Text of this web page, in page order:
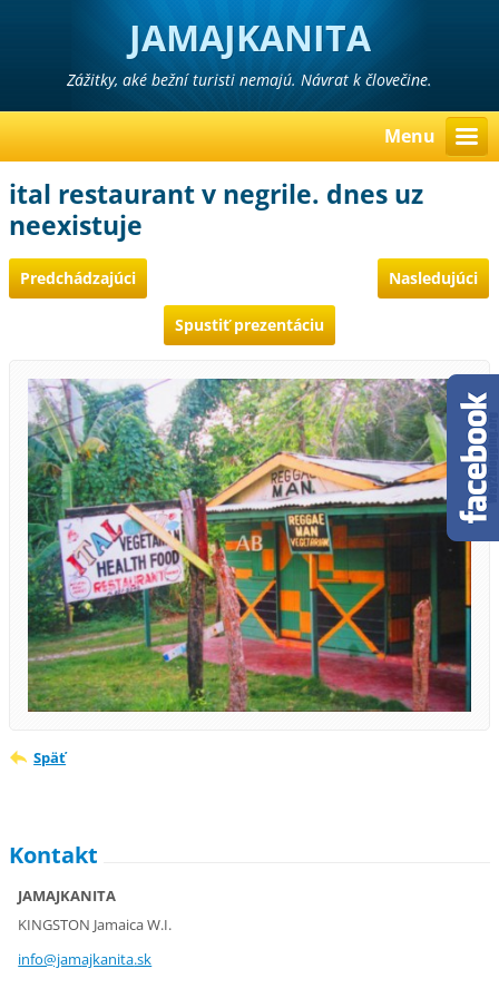
JAMAJKANITA
Zážitky, aké bežní turisti nemajú. Návrat k človečine.
Menu
ital restaurant v negrile. dnes uz
neexistuje
Predchádzajúci Nasledujúci
Spustiť prezentáciu
Späť
Kontakt
JAMAJKANITA
KINGSTON Jamaica W.I.
info@jamajkanita.sk